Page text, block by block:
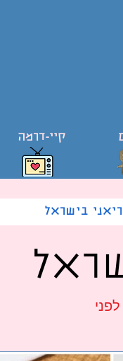
קיי-דרמה
בישראל